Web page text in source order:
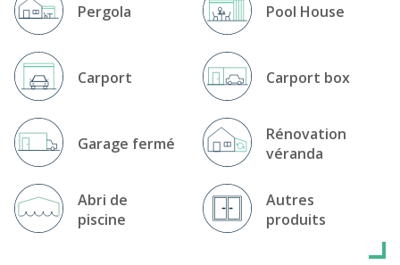
Pergola Pool House
Carport Carport box
Garage fermé
Rénovation
véranda
Abri de
piscine
Autres
produits